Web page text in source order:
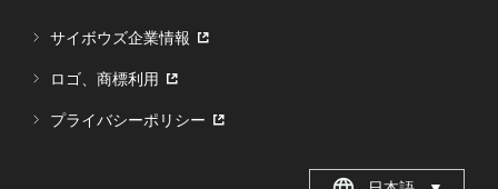
サイボウズ企業情報
ロゴ、商標利用
プライバシーポリシー